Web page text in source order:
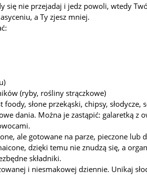
się nie przejadaj i jedz powoli, wtedy
a Ty zjesz mniej.
(ryby, rośliny strączkowe)
słone przekąski, chipsy, słodycze,
dania. Można je zastąpić: galaretką z
ale gotowane na parze, pieczone lub
dzięki temu nie znudzą się, a
składniki.
i niesmakowej dziennie. Unikaj